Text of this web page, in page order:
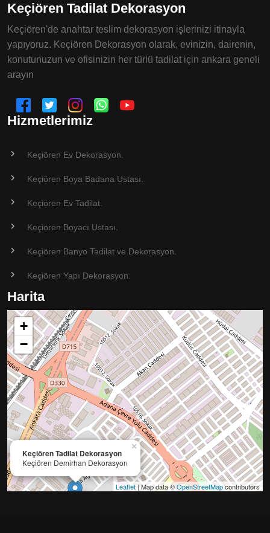
Keçiören Tadilat Dekorasyon
Keçiören'de anahtar teslim dekorasyon işlerinizi itinayla
yapıyoruz. Keçiören Dekorasyon olarak, evinizin, dairenin,
konutunuzun ve ofisinizin her türlü tadilat için ankara geneli
arayın
Hizmetlerimiz
Keçiören Ev Dekorasyon.
Keçiören Boya Badana Ustası.
Keçiören Ev Tadilat.
Keçiören Boyacı Ustası.
Keçiören Banyo Tadilat ve Dekorasyon.
Keçiören Yapı Dekorasyon.
Harita
Keçiören Tadilat Dekorasyon
Keçiören Demirhan Dekorasyon
×
+
−
Leaflet| Map data ©OpenStreetMapcontributors